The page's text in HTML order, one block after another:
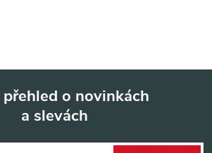
o novinkách
a slevách